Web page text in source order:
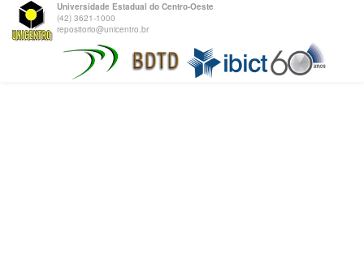
Universidade Estadual do Centro-Oeste
(42) 3621-1000
repositorio@unicentro.br